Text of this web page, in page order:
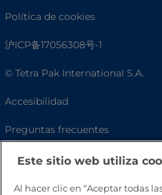
Política de cookies
沪ICP备17056308号-1
© Tetra Pak International S.A.
Accesibilidad
Preguntas frecuentes
Este sitio web utiliza
Al hacer clic en “Aceptar todas